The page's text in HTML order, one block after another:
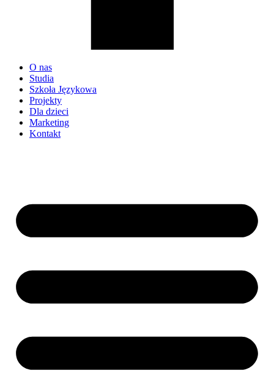
O nas
Studia
Szkoła Językowa
Projekty
Dla dzieci
Marketing
Kontakt